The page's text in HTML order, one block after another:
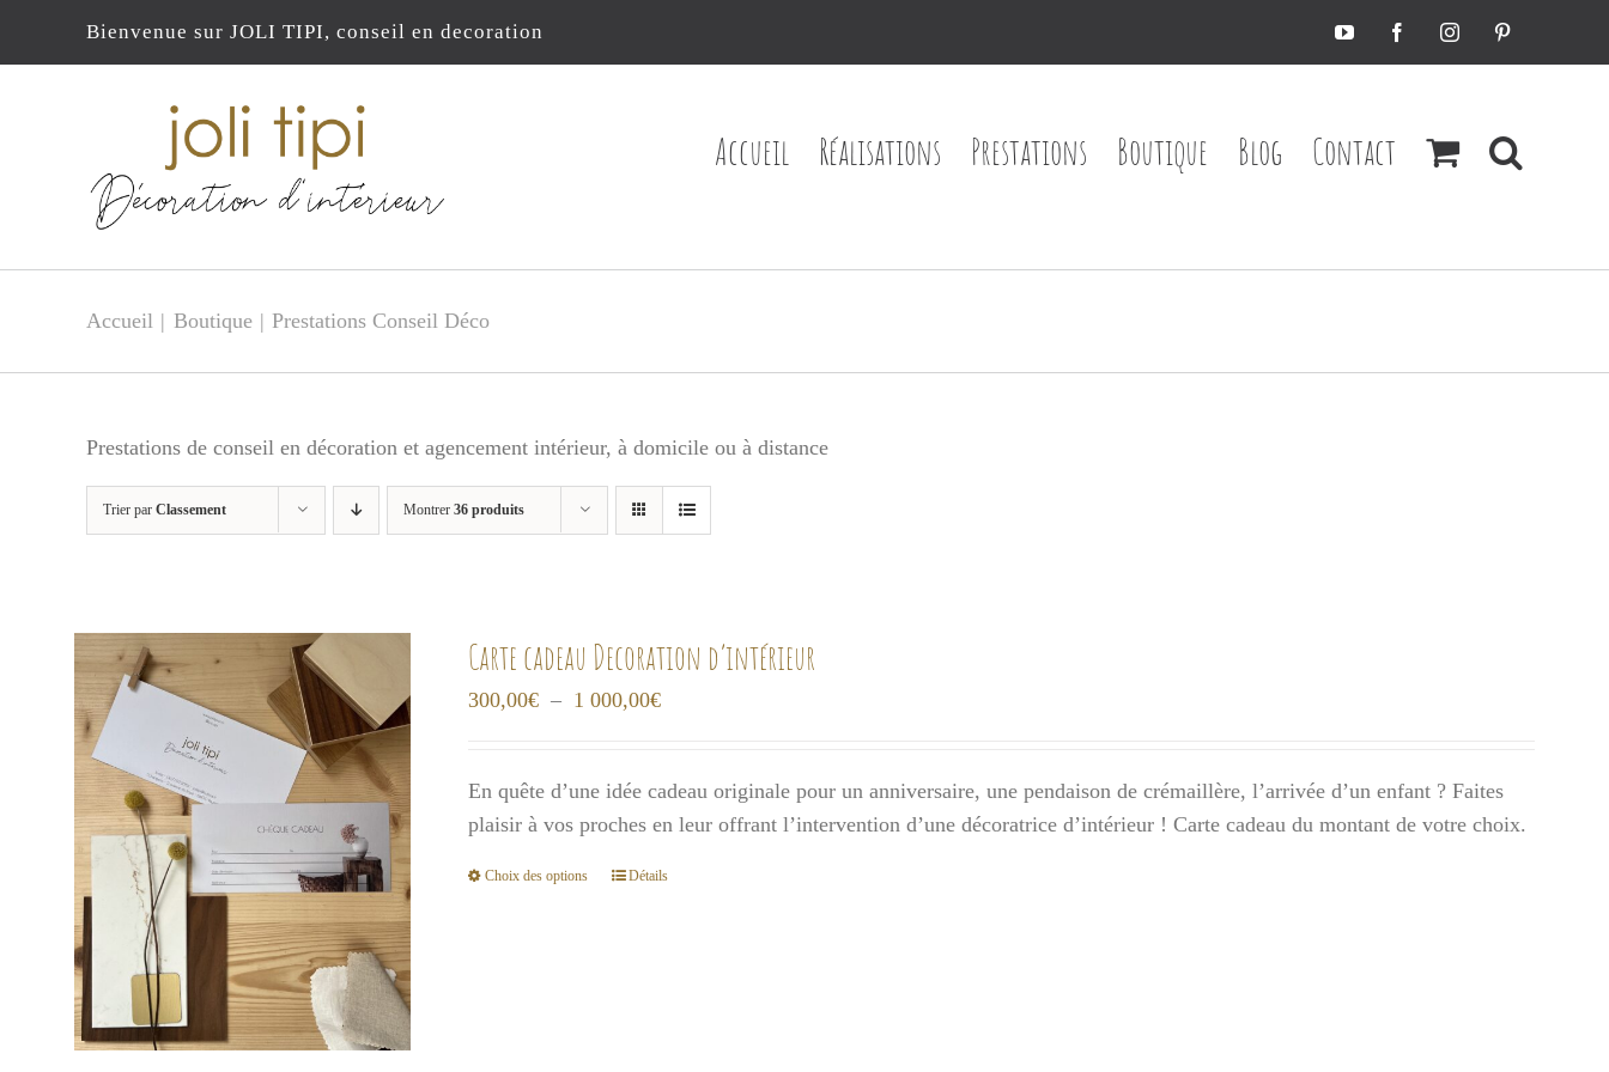
Bienvenue sur JOLI TIPI, conseil en decoration YouTubeFacebookInstagramPinterest
Accueil Réalisations Prestations Boutique Blog Contact
Accueil Boutique Prestations Conseil Déco
Prestations de conseil en décoration et agencement intérieur, à domicile ou à distance
Trier par Classement Montrer 36 produits
Carte cadeau Decoration d’intérieur
300,00€ – 1 000,00€Plage
300,00€
à
1
En quête d’une idée cadeau originale pour un anniversaire, une pendaison de crémaillère, l’arrivée d’un enfant ? Faites
plaisir à vos proches en leur offrant l’intervention d’une décoratrice d’intérieur ! Carte cadeau du montant de votre choix.
Choix des options
CeDétails